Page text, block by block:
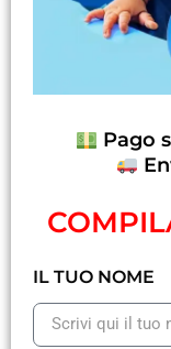
Pago
IL TUO NOME